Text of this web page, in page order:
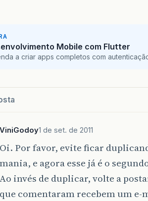
Mobile com Flutter
a criar apps completos com
ViniGodoy1 de set. de 2011
Oi. Por favor, evite ficar
mania, e agora esse já é o
Ao invés de duplicar, volte a
que comentaram recebem um